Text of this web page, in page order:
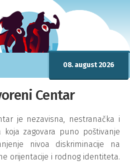
08. august 2026
Centar
je nezavisna, nestranačka i
koja zagovara puno poštivanje
nivoa diskriminacije na
orijentacije i rodnog identiteta.